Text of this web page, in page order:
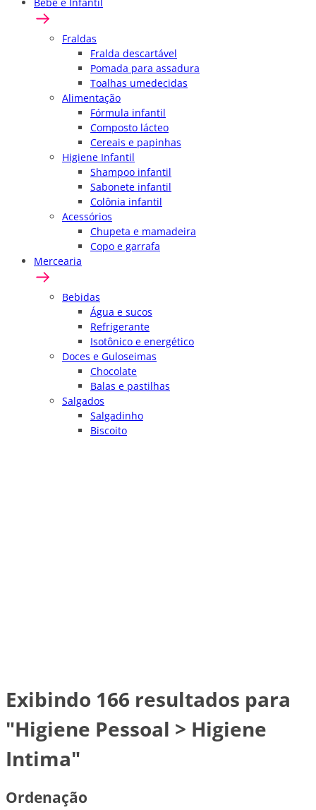
Fraldas
Fralda descartável
Pomada para assadura
Toalhas umedecidas
Alimentação
Fórmula infantil
Composto lácteo
Cereais e papinhas
Higiene Infantil
Shampoo infantil
Sabonete infantil
Colônia infantil
Acessórios
Chupeta e mamadeira
Copo e garrafa
Mercearia
Bebidas
Água e sucos
Refrigerante
Isotônico e energético
Doces e Guloseimas
Chocolate
Balas e pastilhas
Salgados
Salgadinho
Biscoito
Exibindo 166 resultados para
"Higiene Pessoal > Higiene
Intima"
Ordenação